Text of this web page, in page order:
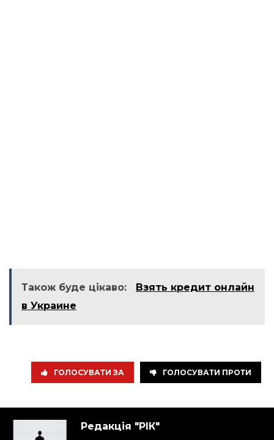
Також буде цікаво:
Взять кредит онлайн
в Украине
ГОЛОСУВАТИ ЗА ГОЛОСУВАТИ ПРОТИ
Редакція "РІК"